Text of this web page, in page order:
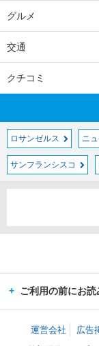
グルメ
交通
クチコミ
ロサンゼルス ニ
サンフランシスコ
ご利用の前にお読
運営会社 広告